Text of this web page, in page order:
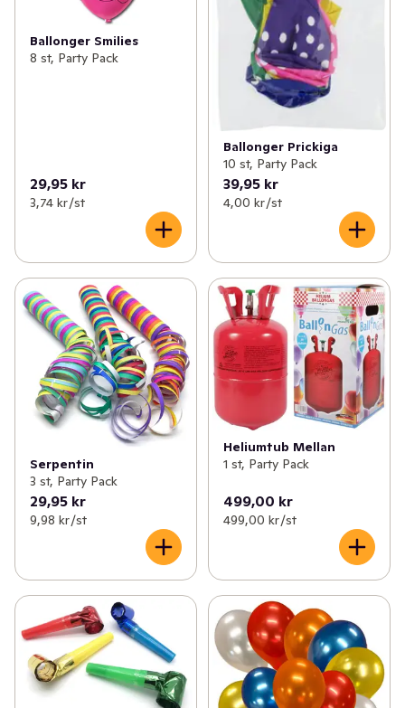
Ballonger Smilies
8 st, Party Pack
29,95 kr
3,74 kr /st
Ballonger Prickiga
10 st, Party Pack
39,95 kr
4,00 kr /st
Serpentin
3 st, Party Pack
29,95 kr
9,98 kr /st
Heliumtub Mellan
1 st, Party Pack
499,00 kr
499,00 kr /st